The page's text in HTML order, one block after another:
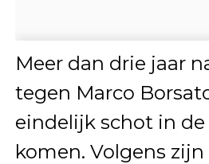
Meer dan drie jaar
tegen Marco
eindelijk schot in de
komen. Volgens